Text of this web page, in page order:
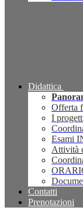
Didattica
Offerta
I
Esami
Attività
Contatti
Prenotazioni